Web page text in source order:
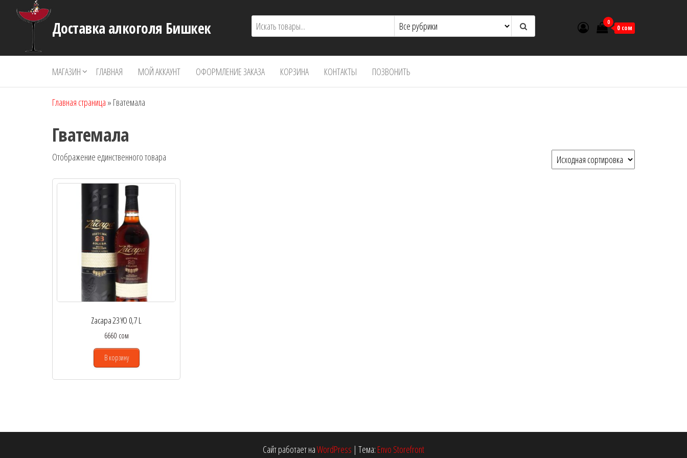
Перейти
Доставка алкоголя Бишкек 0
0 сом
МАГАЗИН ГЛАВНАЯ МОЙ АККАУНТ ОФОРМЛЕНИЕ ЗАКАЗА КОРЗИНА КОНТАКТЫ ПОЗВОНИТЬ
Главная страница » Гватемала
Гватемала
Отображение единственного товара
Zacapa 23 YO 0,7 L
6660 сом
В корзину
Сайт работает наWordPress | Тема: Envo Storefront